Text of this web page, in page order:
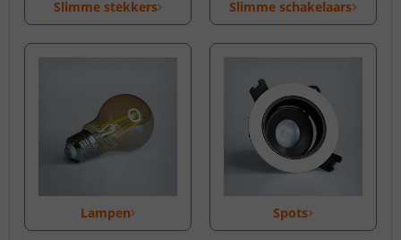
Slimme stekkers Slimme schakelaars
Lampen Spots